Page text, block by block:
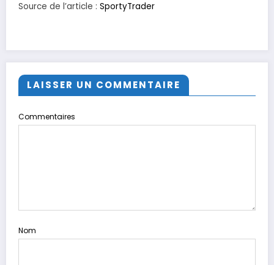
Source de l’article : SportyTrader
LAISSER UN COMMENTAIRE
Commentaires
Nom